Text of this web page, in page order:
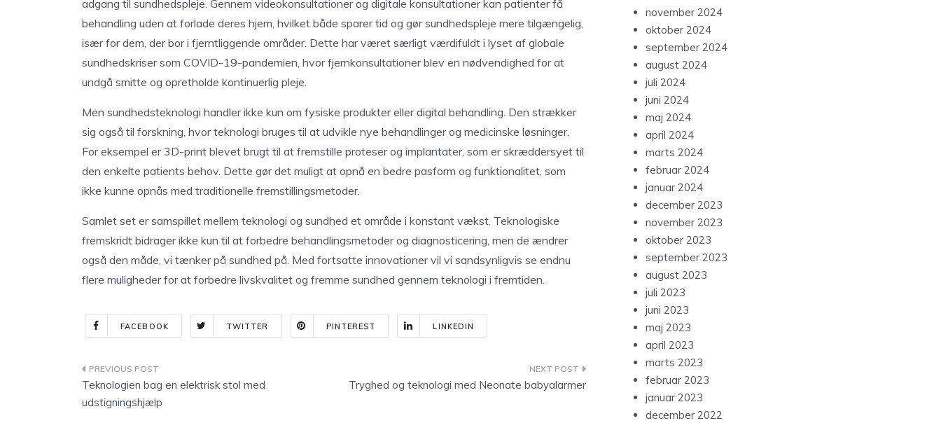
adgang til sundhedspleje. Gennem videokonsultationer og digitale konsultationer kan patienter få
behandling uden at forlade deres hjem, hvilket både sparer tid og gør sundhedspleje mere tilgængelig,
især for dem, der bor i fjerntliggende områder. Dette har været særligt værdifuldt i lyset af globale
sundhedskriser som COVID-19-pandemien, hvor fjernkonsultationer blev en nødvendighed for at
undgå smitte og opretholde kontinuerlig pleje.
Men sundhedsteknologi handler ikke kun om fysiske produkter eller digital behandling. Den strækker
sig også til forskning, hvor teknologi bruges til at udvikle nye behandlinger og medicinske løsninger.
For eksempel er 3D-print blevet brugt til at fremstille proteser og implantater, som er skræddersyet til
den enkelte patients behov. Dette gør det muligt at opnå en bedre pasform og funktionalitet, som
ikke kunne opnås med traditionelle fremstillingsmetoder.
Samlet set er samspillet mellem teknologi og sundhed et område i konstant vækst. Teknologiske
fremskridt bidrager ikke kun til at forbedre behandlingsmetoder og diagnosticering, men de ændrer
også den måde, vi tænker på sundhed på. Med fortsatte innovationer vil vi sandsynligvis se endnu
flere muligheder for at forbedre livskvalitet og fremme sundhed gennem teknologi i fremtiden.
FACEBOOK TWITTER PINTEREST LINKEDIN
Indlægsnavigation
Teknologien bag en elektrisk stol med
udstigningshjælp
Tryghed og teknologi med Neonate babyalarmer
november 2024
oktober 2024
september 2024
august 2024
juli 2024
juni 2024
maj 2024
april 2024
marts 2024
februar 2024
januar 2024
december 2023
november 2023
oktober 2023
september 2023
august 2023
juli 2023
juni 2023
maj 2023
april 2023
marts 2023
februar 2023
januar 2023
december 2022